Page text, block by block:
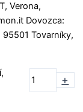
Verona,
Dovozca:
95501 Tovarníky,
+